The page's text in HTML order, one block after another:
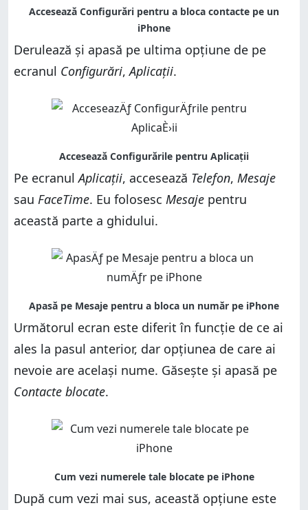
Derulează și apasă pe ultima opțiune de pe
ecranul Configurări,Aplicații.
Pe ecranulAplicații, accesează Telefon, Mesaje
sau FaceTime. Eu folosesc Mesaje pentru
această parte a ghidului.
Următorul ecran este diferit în funcție de ce ai
ales la pasul anterior, dar opțiunea de care ai
nevoie are același nume. Găsește și apasă pe
Contacte blocate.
După cum vezi mai sus, această opțiune este